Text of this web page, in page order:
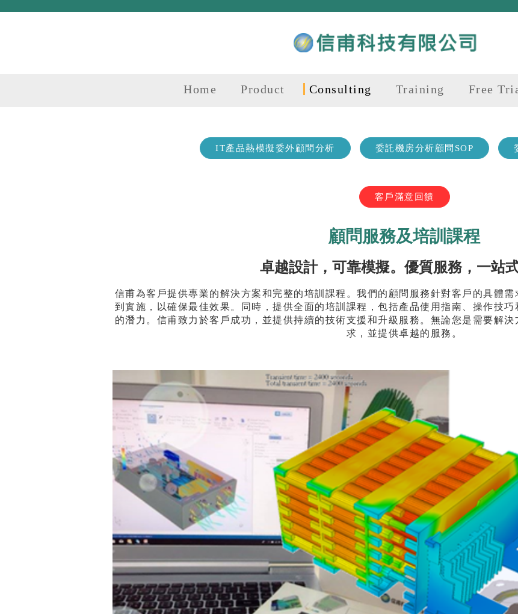
Home Product Consulting Training Free
IT產品熱模擬委外顧問分析 委託機房分析顧問SOP
客戶滿意回饋
顧問服務及培訓課程
卓越設計，可靠模擬。優質服務，一站
信甫為客戶提供專業的解決方案和完整的培訓課程。我們的顧問服務針對客戶的具體
到實施，以確保最佳效果。同時，提供全面的培訓課程，包括產品使用指南、操作技
的潛力。信甫致力於客戶成功，並提供持續的技術支援和升級服務。無論您是需要解
求，並提供卓越的服務。